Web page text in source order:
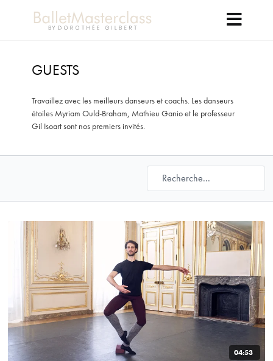
GUESTS
Travaillez avec les meilleurs danseurs et coachs. Les danseurs
étoiles Myriam Ould-Braham, Mathieu Ganio et le professeur
Gil Isoart sont nos premiers invités.
04:53